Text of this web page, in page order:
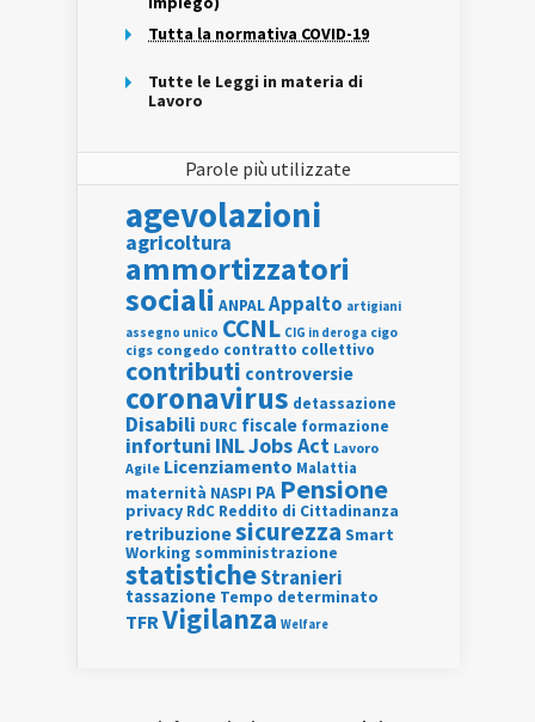
Tutta la normativa COVID-19
Tutte le Leggi in materia di
Lavoro
Parole più utilizzate
agevolazioni
agricoltura
ammortizzatori
sociali ANPALAppalto artigiani
assegno unico CCNL CIG in deroga cigo
cigs congedo contratto collettivo
contributi controversie
coronavirus detassazione
Disabili DURC fiscale formazione
infortuni INLJobs Act Lavoro
Agile Licenziamento Malattia
maternità NASPI PA Pensione
privacy RdC Reddito di Cittadinanza
retribuzionesicurezza Smart
Working somministrazione
statisticheStranieri
tassazione Tempo determinato
TFRVigilanza Welfare